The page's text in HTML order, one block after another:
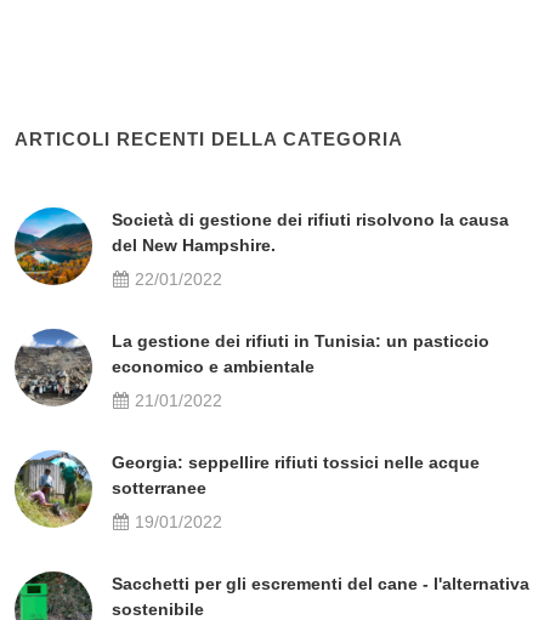
ARTICOLI RECENTI DELLA CATEGORIA
Società di gestione dei rifiuti risolvono la causa
del New Hampshire.
22/01/2022
La gestione dei rifiuti in Tunisia: un pasticcio
economico e ambientale
21/01/2022
Georgia: seppellire rifiuti tossici nelle acque
sotterranee
19/01/2022
Sacchetti per gli escrementi del cane - l'alternativa
sostenibile